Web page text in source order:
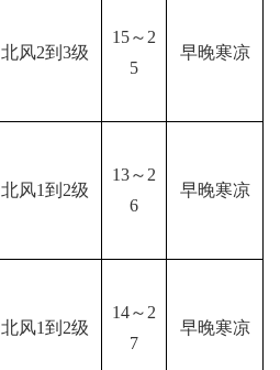
北风2到3级
15～2
5
早晚寒凉
北风1到2级
13～2
6
早晚寒凉
北风1到2级
14～2
7
早晚寒凉